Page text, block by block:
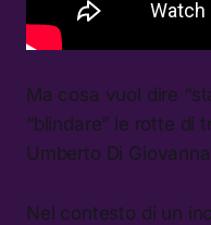
Ma cosa vuol dire
“blindare” le rotte di
Umberto Di
Nel contesto di un